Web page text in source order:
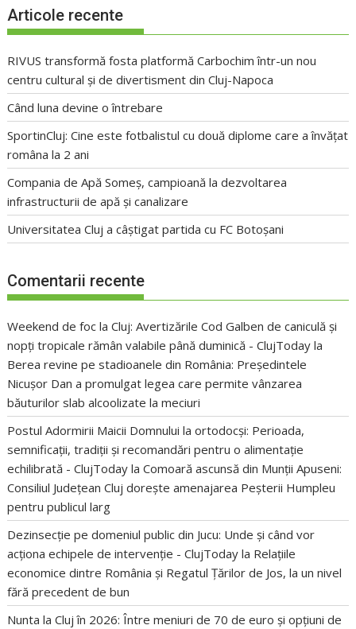
Articole recente
RIVUS transformă fosta platformă Carbochim într-un nou
centru cultural și de divertisment din Cluj-Napoca
Când luna devine o întrebare
SportinCluj: Cine este fotbalistul cu două diplome care a învățat
româna la 2 ani
Compania de Apă Someș, campioană la dezvoltarea
infrastructurii de apă și canalizare
Universitatea Cluj a câștigat partida cu FC Botoșani
Comentarii recente
Weekend de foc la Cluj: Avertizările Cod Galben de caniculă și
nopți tropicale rămân valabile până duminică - ClujToday la
Berea revine pe stadioanele din România: Președintele
Nicușor Dan a promulgat legea care permite vânzarea
băuturilor slab alcoolizate la meciuri
Postul Adormirii Maicii Domnului la ortodocși: Perioada,
semnificații, tradiții și recomandări pentru o alimentație
echilibrată - ClujToday laComoară ascunsă din Munții Apuseni:
Consiliul Județean Cluj dorește amenajarea Peșterii Humpleu
pentru publicul larg
Dezinsecție pe domeniul public din Jucu: Unde și când vor
acționa echipele de intervenție - ClujToday la Relațiile
economice dintre România și Regatul Țărilor de Jos, la un nivel
fără precedent de bun
Nunta la Cluj în 2026: Între meniuri de 70 de euro și opțiuni de